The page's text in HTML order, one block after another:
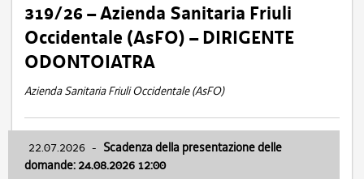
319/26 – Azienda Sanitaria Friuli
Occidentale (AsFO) – DIRIGENTE
ODONTOIATRA
Azienda Sanitaria Friuli Occidentale (AsFO)
22.07.2026 - Scadenza della presentazione delle
domande: 24.08.2026 12:00